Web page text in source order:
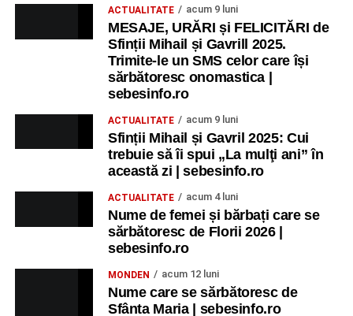
ACTUALITATE acum 9 luni
MESAJE, URĂRI și FELICITĂRI de
Sfinții Mihail și Gavrill 2025.
Trimite-le un SMS celor care își
sărbătoresc onomastica |
sebesinfo.ro
ACTUALITATE acum 9 luni
Sfinții Mihail și Gavril 2025: Cui
trebuie să îi spui „La mulţi ani” în
această zi | sebesinfo.ro
ACTUALITATE acum 4 luni
Nume de femei și bărbați care se
sărbătoresc de Florii 2026 |
sebesinfo.ro
MONDEN acum 12 luni
Nume care se sărbătoresc de
Sfânta Maria | sebesinfo.ro